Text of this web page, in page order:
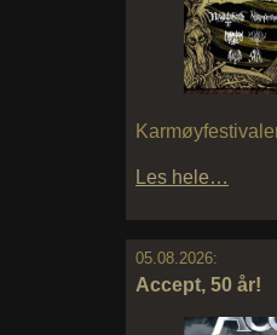
Les hele…
05.08.2026:
Accept, 50 år!